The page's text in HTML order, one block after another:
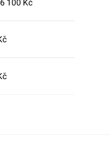
100 Kč